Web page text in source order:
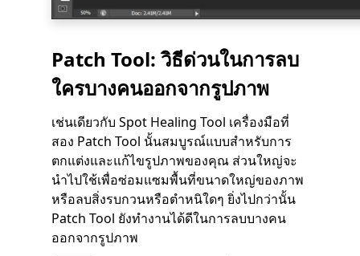
Patch Tool: วิธีด่วนในการลบ
ใครบางคนออกจากรูปภาพ
เช่นเดียวกับ Spot Healing Tool เครื่องมือที่
สอง Patch Tool นั้นสมบูรณ์แบบสำหรับการ
ตกแต่งและแก้ไขรูปภาพของคุณ ส่วนใหญ่จะ
นำไปใช้เพื่อซ่อมแซมพื้นที่ขนาดใหญ่ของภาพ
หรือลบสิ่งรบกวนหรือตำหนิใดๆ ยิ่งไปกว่านั้น
Patch Tool ยังทำงานได้ดีในการลบบางคน
ออกจากรูปภาพ